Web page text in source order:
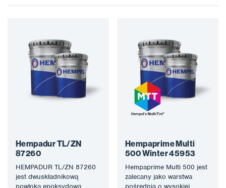
Hempadur TL/ZN
87260
HEMPADUR TL/ZN 87260
jest dwuskładnikową
powłoką epoksydową
Hempaprime Multi
500 Winter 45953
Hempaprime Multi 500 jest
zalecany jako warstwa
pośrednia o wysokiej